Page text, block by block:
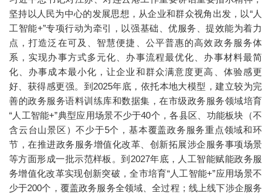
坚持以人民为中心的发展思想，从企业和群众视角出发，以“人
工智能+”专项行动为牵引，以强基础、优服务、提效能为着力
点，打造泛在可及、智慧便捷、公平普惠的高效政务服务体
系，实现办事方式多元化、办事流程最优化、办事材料最简
化、办事成本最小化，让企业和群众满意度更高、体验感更
好、获得感更强。到2025年底，依托本地大模型，建立较为完
善的政务服务语料训练库和数据集，在市级政务服务领域培育
“人工智能+”典型应用场景不少于40个，各县区、功能板块（不
含云台山景区）不少于5个，基本覆盖政务服务重点领域和环
节，在推进政务服务增值化改革、创新拓展涉企服务事项场景
等方面形成一批示范样板。到2027年底，人工智能赋能政务服
务增值化改革实现创新突破，全市培育“人工智能+”应用场景不
少于200个，覆盖政务服务全领域、全过程；线上线下涉企服务